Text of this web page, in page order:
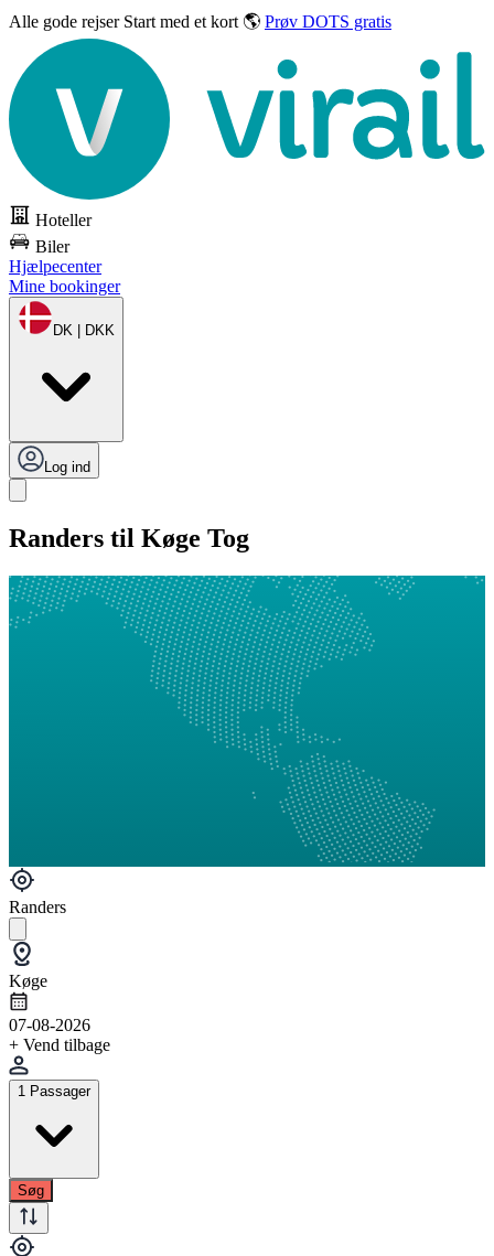
Alle gode rejser Start med et kort 🌎 Prøv DOTS gratis
Hoteller
Biler
Hjælpecenter
Mine bookinger
DK | DKK
Log ind
Randers til Køge Tog
Randers
Køge
07-08-2026
+ Vend tilbage
1 Passager
Søg